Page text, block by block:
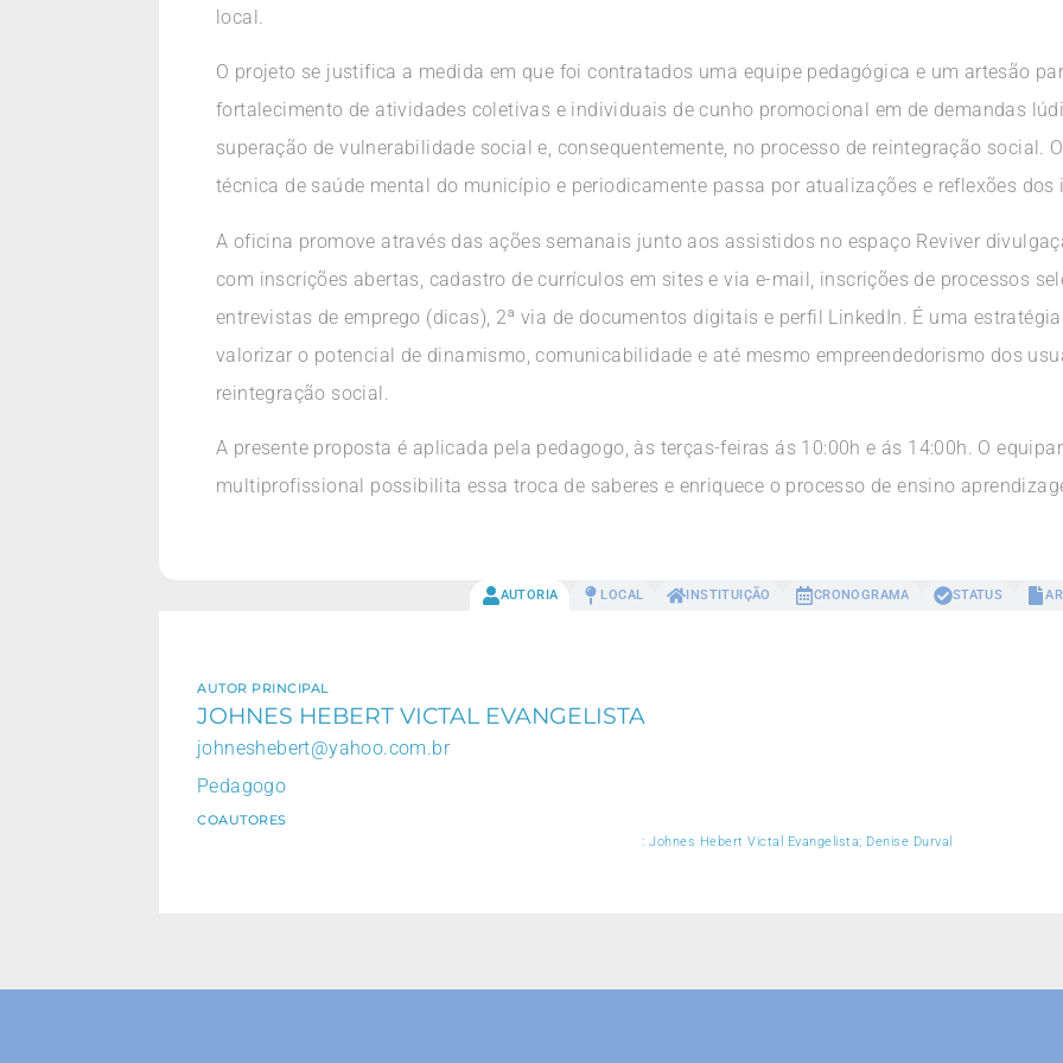
local.
O projeto se justifica a medida em que foi contratados uma equipe pedagógica e um artesão
fortalecimento de atividades coletivas e individuais de cunho promocional em de demandas
superação de vulnerabilidade social e, consequentemente, no processo de reintegração social.
técnica de saúde mental do município e periodicamente passa por atualizações e reflexões
A oficina promove através das ações semanais junto aos assistidos no espaço Reviver
com inscrições abertas, cadastro de currículos em sites e via e-mail, inscrições de processos
entrevistas de emprego (dicas), 2ª via de documentos digitais e perfil LinkedIn. É uma
valorizar o potencial de dinamismo, comunicabilidade e até mesmo empreendedorismo dos
reintegração social.
A presente proposta é aplicada pela pedagogo, às terças-feiras ás 10:00h e ás 14:00h. O
multiprofissional possibilita essa troca de saberes e enriquece o processo de ensino
AUTORIA LOCAL INSTITUIÇÃO CRONOGRAMA STATUS
AUTOR PRINCIPAL
JOHNES HEBERT VICTAL EVANGELISTA
johneshebert@yahoo.com.br
Pedagogo
COAUTORES
: Johnes Hebert Victal Evangelista; Denise Durval